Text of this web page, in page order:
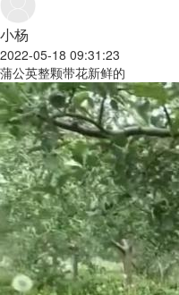
小杨
2022-05-18 09:31:23
蒲公英整颗带花新鲜的